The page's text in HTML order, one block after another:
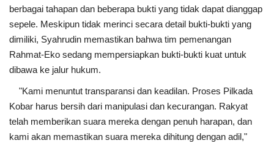
berbagai tahapan dan beberapa bukti yang tidak dapat dianggap
sepele. Meskipun tidak merinci secara detail bukti-bukti yang
dimiliki, Syahrudin memastikan bahwa tim pemenangan
Rahmat-Eko sedang mempersiapkan bukti-bukti kuat untuk
dibawa ke jalur hukum.
"Kami menuntut transparansi dan keadilan. Proses Pilkada
Kobar harus bersih dari manipulasi dan kecurangan. Rakyat
telah memberikan suara mereka dengan penuh harapan, dan
kami akan memastikan suara mereka dihitung dengan adil,"